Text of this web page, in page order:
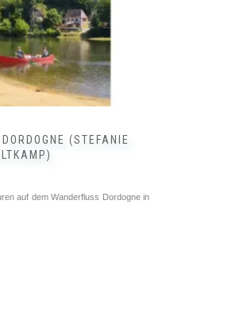
(STEFANIE
auf dem Wanderfluss Dordogne in